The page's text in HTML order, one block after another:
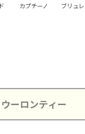
ラウン シアーブラウン
カプチーノ ブリュ